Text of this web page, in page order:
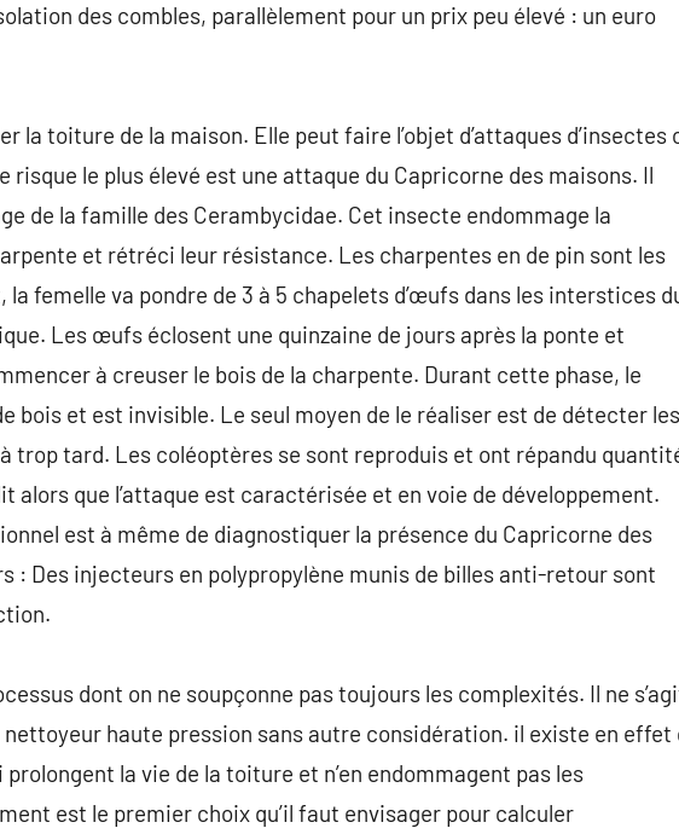
des combles, parallèlement pour un prix peu élevé : un euro
la toiture de la maison. Elle peut faire l’objet d’attaques d’insectes
risque le plus élevé est une attaque du Capricorne des maisons. Il
de la famille des Cerambycidae. Cet insecte endommage la
et rétréci leur résistance. Les charpentes en de pin sont les
la femelle va pondre de 3 à 5 chapelets d’œufs dans les interstices
Les œufs éclosent une quinzaine de jours après la ponte et
à creuser le bois de la charpente. Durant cette phase, le
bois et est invisible. Le seul moyen de le réaliser est de détecter
trop tard. Les coléoptères se sont reproduis et ont répandu
alors que l’attaque est caractérisée et en voie de développement.
est à même de diagnostiquer la présence du Capricorne des
: Des injecteurs en polypropylène munis de billes anti-retour sont
dont on ne soupçonne pas toujours les complexités. Il ne
haute pression sans autre considération. il existe en effet
la vie de la toiture et n’en endommagent pas les
est le premier choix qu’il faut envisager pour calculer